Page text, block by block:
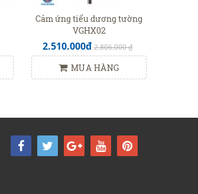
Cảm ứng tiểu dương tường
VGHX02
2.510.000đ 2.806.000 ₫
MUA HÀNG